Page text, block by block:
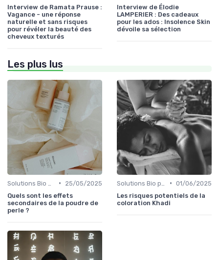
Interview de Ramata Prause :
Vagance - une réponse
naturelle et sans risques
pour révéler la beauté des
cheveux texturés
Interview de Élodie
LAMPERIER : Des cadeaux
pour les ados : Insolence Skin
dévoile sa sélection
Les plus lus
•
25/05/2025
Quels sont les effets
secondaires de la poudre de
perle ?
• 01/06/2025
Les risques potentiels de la
coloration Khadi